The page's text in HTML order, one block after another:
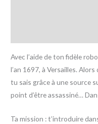
Avec l’aide de ton fidèle
l’an 1697, à Versailles.
tu sais grâce à une source
point d’être assassiné…
Ta mission : t’introduire